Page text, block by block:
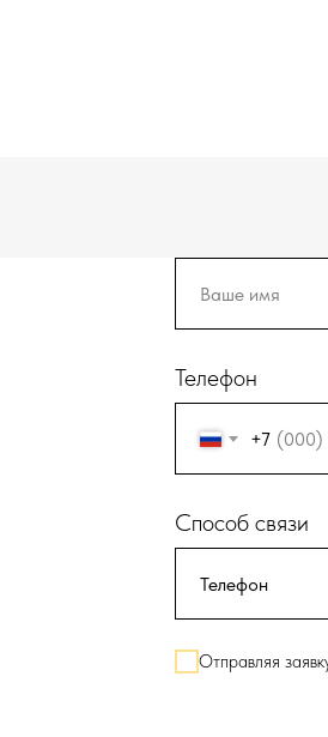
Телефон
+7
Способ связи
Отправляя